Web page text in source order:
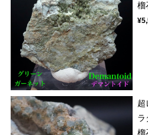
榴
超
ラ
榴